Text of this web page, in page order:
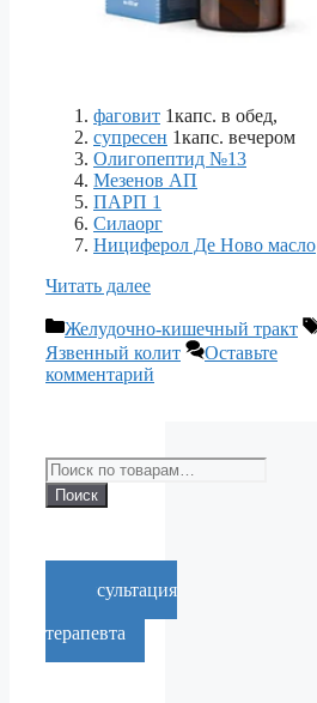
фаговит 1капс. в обед,
супресен 1капс. вечером
Олигопептид №13
Мезенов АП
ПАРП 1
Силаорг
Нициферол Де Ново масло
Читать далее
Рубрики
Желудочно-кишечный тракт
Язвенный колит
Оставьте
комментарий
Искать:
Поиск
Консультация
терапевта